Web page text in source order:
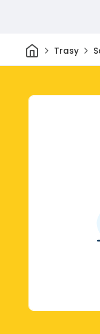
DomTrasy